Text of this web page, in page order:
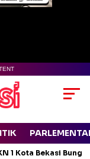
1 Kota Bekasi